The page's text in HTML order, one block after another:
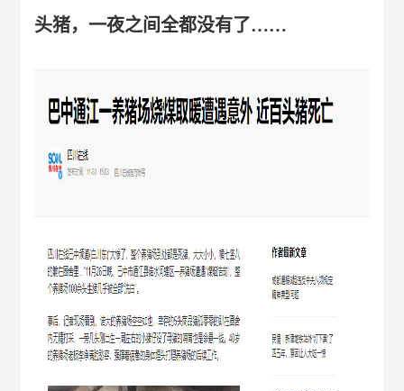
头猪，一夜之间全都没有了……